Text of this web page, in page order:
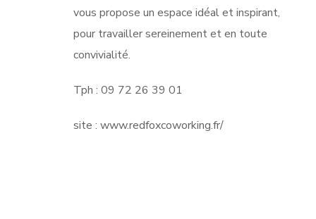
vous propose un espace idéal et inspirant,
pour travailler sereinement et en toute
convivialité.
Tph :09 72 26 39 01
site : www.redfoxcoworking.fr/